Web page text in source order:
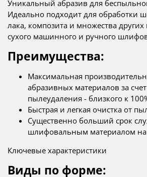
Уникальный абразив для
Идеально подходит для обработки
лака, композита и множества
сухого машинного и ручного
Преимущества:
Максимальная
абразивных материалов за
пылеудаления - близкого к
Быстрая и легкая очистка от
Существенно больший срок
шлифовальным материалом
Ключевые характеристики
Виды по форме: